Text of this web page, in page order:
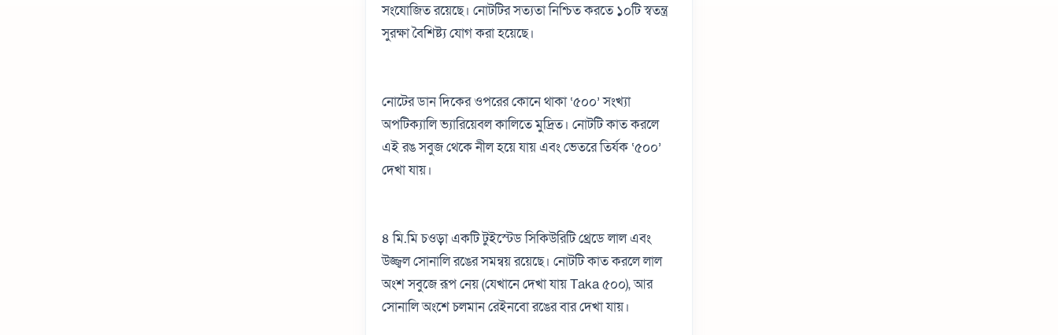
সংযোজিত রয়েছে। নোটটির সত্যতা নিশ্চিত করতে ১০টি স্বতন্ত্র
সুরক্ষা বৈশিষ্ট্য যোগ করা হয়েছে।
নোটের ডান দিকের ওপরের কোনে থাকা ‘৫০০’ সংখ্যা
অপটিক্যালি ভ্যারিয়েবল কালিতে মুদ্রিত। নোটটি কাত করলে
এই রঙ সবুজ থেকে নীল হয়ে যায় এবং ভেতরে তির্যক ‘৫০০’
দেখা যায়।
৪ মি.মি চওড়া একটি টুইস্টেড সিকিউরিটি থ্রেডে লাল এবং
উজ্জ্বল সোনালি রঙের সমন্বয় রয়েছে। নোটটি কাত করলে লাল
অংশ সবুজে রূপ নেয় (যেখানে দেখা যায় Taka ৫০০), আর
সোনালি অংশে চলমান রেইনবো রঙের বার দেখা যায়।